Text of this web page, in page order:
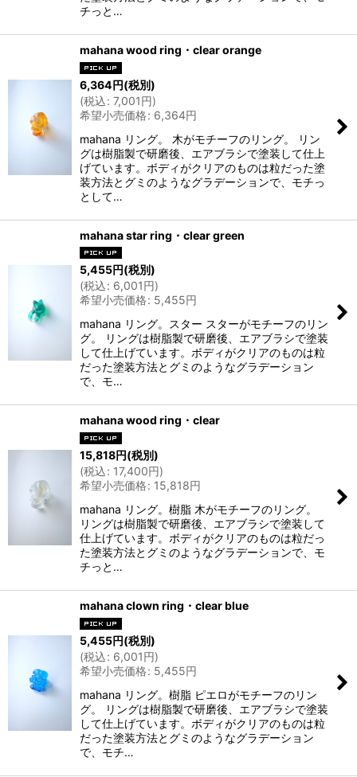
チっと…
mahana wood ring・clear orange
6,364円(税別)
(税込: 7,001円)
希望小売価格: 6,364円
mahana リング。 木がモチーフのリング。 リン
グは樹脂製で研磨後、エアブラシで塗装して仕上
げています。ボディがクリアのものは粒だった塗
装方法とグミのようなグラデーションで、モチっ
として…
mahana star ring・clear green
5,455円(税別)
(税込: 6,001円)
希望小売価格: 5,455円
mahana リング。スター スターがモチーフのリン
グ。 リングは樹脂製で研磨後、エアブラシで塗装
して仕上げています。ボディがクリアのものは粒
だった塗装方法とグミのようなグラデーション
で、モ…
mahana wood ring・clear
15,818円(税別)
(税込: 17,400円)
希望小売価格: 15,818円
mahana リング。樹脂 木がモチーフのリング。
リングは樹脂製で研磨後、エアブラシで塗装して
仕上げています。ボディがクリアのものは粒だっ
た塗装方法とグミのようなグラデーションで、モ
チっと…
mahana clown ring・clear blue
5,455円(税別)
(税込: 6,001円)
希望小売価格: 5,455円
mahana リング。樹脂 ピエロがモチーフのリン
グ。 リングは樹脂製で研磨後、エアブラシで塗装
して仕上げています。ボディがクリアのものは粒
だった塗装方法とグミのようなグラデーション
で、モチ…